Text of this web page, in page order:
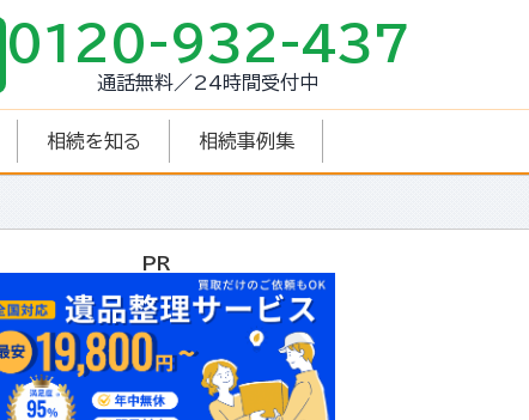
0120-932-437
通話無料／24時間受付中
相続を知る 相続事例集
PR